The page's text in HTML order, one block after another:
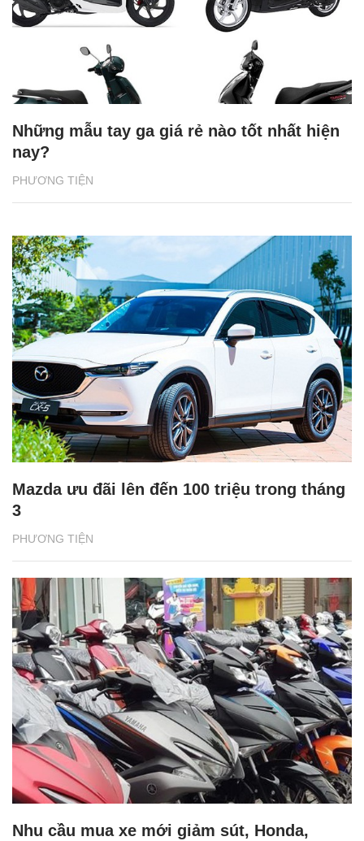
PHƯƠNG TIỆN
Những mẫu tay ga giá rẻ nào tốt nhất hiện
nay?
PHƯƠNG TIỆN
Mazda ưu đãi lên đến 100 triệu trong tháng
3
Nhu cầu mua xe mới giảm sút, Honda,